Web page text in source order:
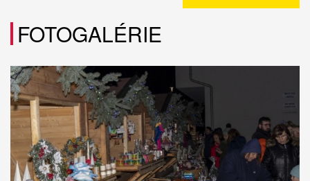
FOTOGALÉRIE